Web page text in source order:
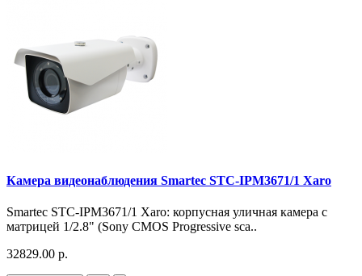
Камера видеонаблюдения Smartec STC-IPM3671/1 Xaro
Smartec STC-IPM3671/1 Xaro: корпусная уличная камера с
матрицей 1/2.8" (Sony CMOS Progressive sca..
32829.00 р.